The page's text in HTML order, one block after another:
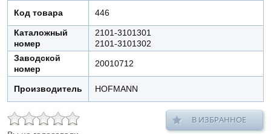
Код товара 446
Каталожный
номер
2101-3101301
2101-3101302
Заводской
номер
20010712
Производитель HOFMANN
В ИЗБРАННОЕ